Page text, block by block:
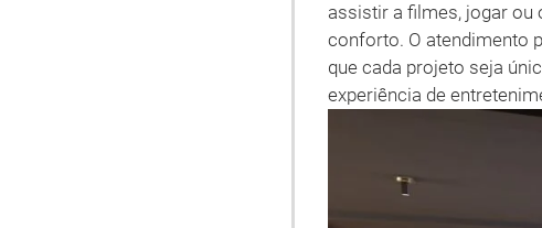
assistir a filmes, jogar ou
conforto. O atendimento
que cada projeto seja
experiência de